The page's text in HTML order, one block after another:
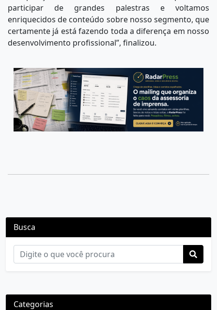
participar de grandes palestras e voltamos
enriquecidos de conteúdo sobre nosso segmento, que
certamente já está fazendo toda a diferença em nosso
desenvolvimento profissional”, finalizou.
Busca
Categorias